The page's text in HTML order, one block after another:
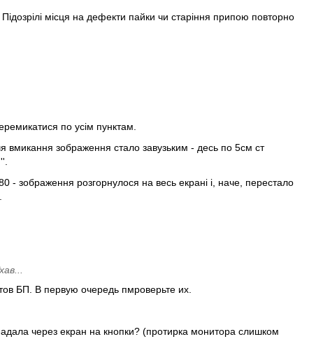
місця на дефекти пайки чи старіння припою повторно
по усім пунктам.
вмикання зображення стало завузьким - десь по 5см ст
- зображення розгорнулося на весь екрані і, наче, перестало
БП. В первую очередь пмроверьте их.
через екран на кнопки? (протирка монитора слишком